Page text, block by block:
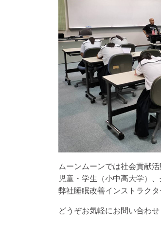
ムーンムーンでは社会貢献
児童・学生（小中高大学）
弊社睡眠改善インストラク
どうぞお気軽にお問い合わせ